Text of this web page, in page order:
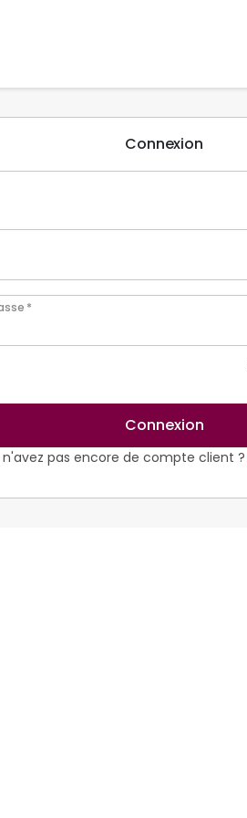
Connexion
*
Connexion
n'avez pas encore de compte client ?